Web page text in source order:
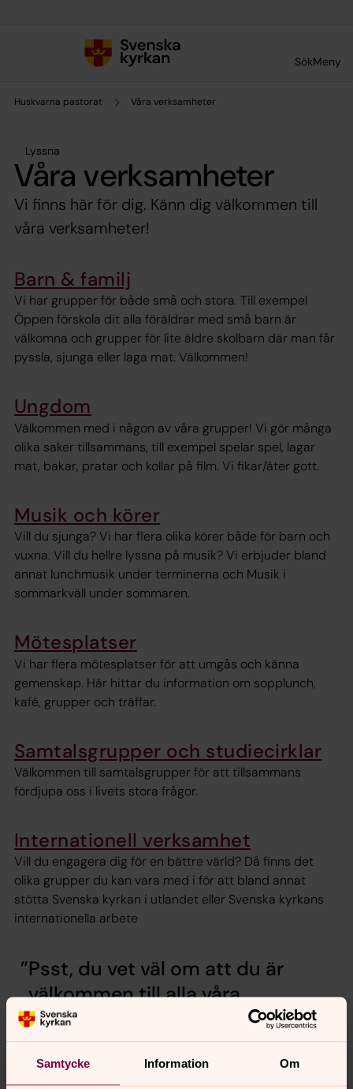
Samtycke Information Om
SökMeny
Huskvarna pastorat Våra verksamheter
Lyssna
Våra verksamheter
Vi finns här för dig. Känn dig välkommen till
våra verksamheter!
Barn & familj
Vi har grupper för både små och stora. Till exempel
Öppen förskola dit alla föräldrar med små barn är
välkomna och grupper för lite äldre skolbarn där man får
pyssla, sjunga eller laga mat. Välkommen!
Ungdom
Välkommen med i någon av våra grupper! Vi gör många
olika saker tillsammans, till exempel spelar spel, lagar
mat, bakar, pratar och kollar på film. Vi fikar/äter gott.
Musik och körer
Vill du sjunga? Vi har flera olika körer både för barn och
vuxna. Vill du hellre lyssna på musik? Vi erbjuder bland
annat lunchmusik under terminerna och Musik i
sommarkväll under sommaren.
Mötesplatser
Vi har flera mötesplatser för att umgås och känna
gemenskap. Här hittar du information om sopplunch,
kafé, grupper och träffar.
Samtalsgrupper och studiecirklar
Välkommen till samtalsgrupper för att tillsammans
fördjupa oss i livets stora frågor.
Internationell verksamhet
Vill du engagera dig för en bättre värld? Då finns det
olika grupper du kan vara med i för att bland annat
stötta Svenska kyrkan i utlandet eller Svenska kyrkans
internationella arbete
Psst, du vet väl om att du är
välkommen till alla våra
verksamheter oavsett var i
pastoratet du bor?